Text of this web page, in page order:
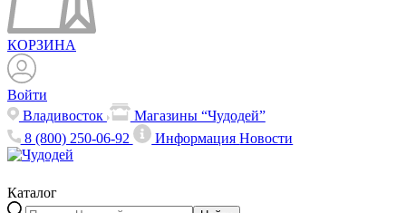
КОРЗИНА
Войти
Владивосток
Магазины “Чудодей”
8 (800) 250-06-92
ИнформацияНовости
Каталог